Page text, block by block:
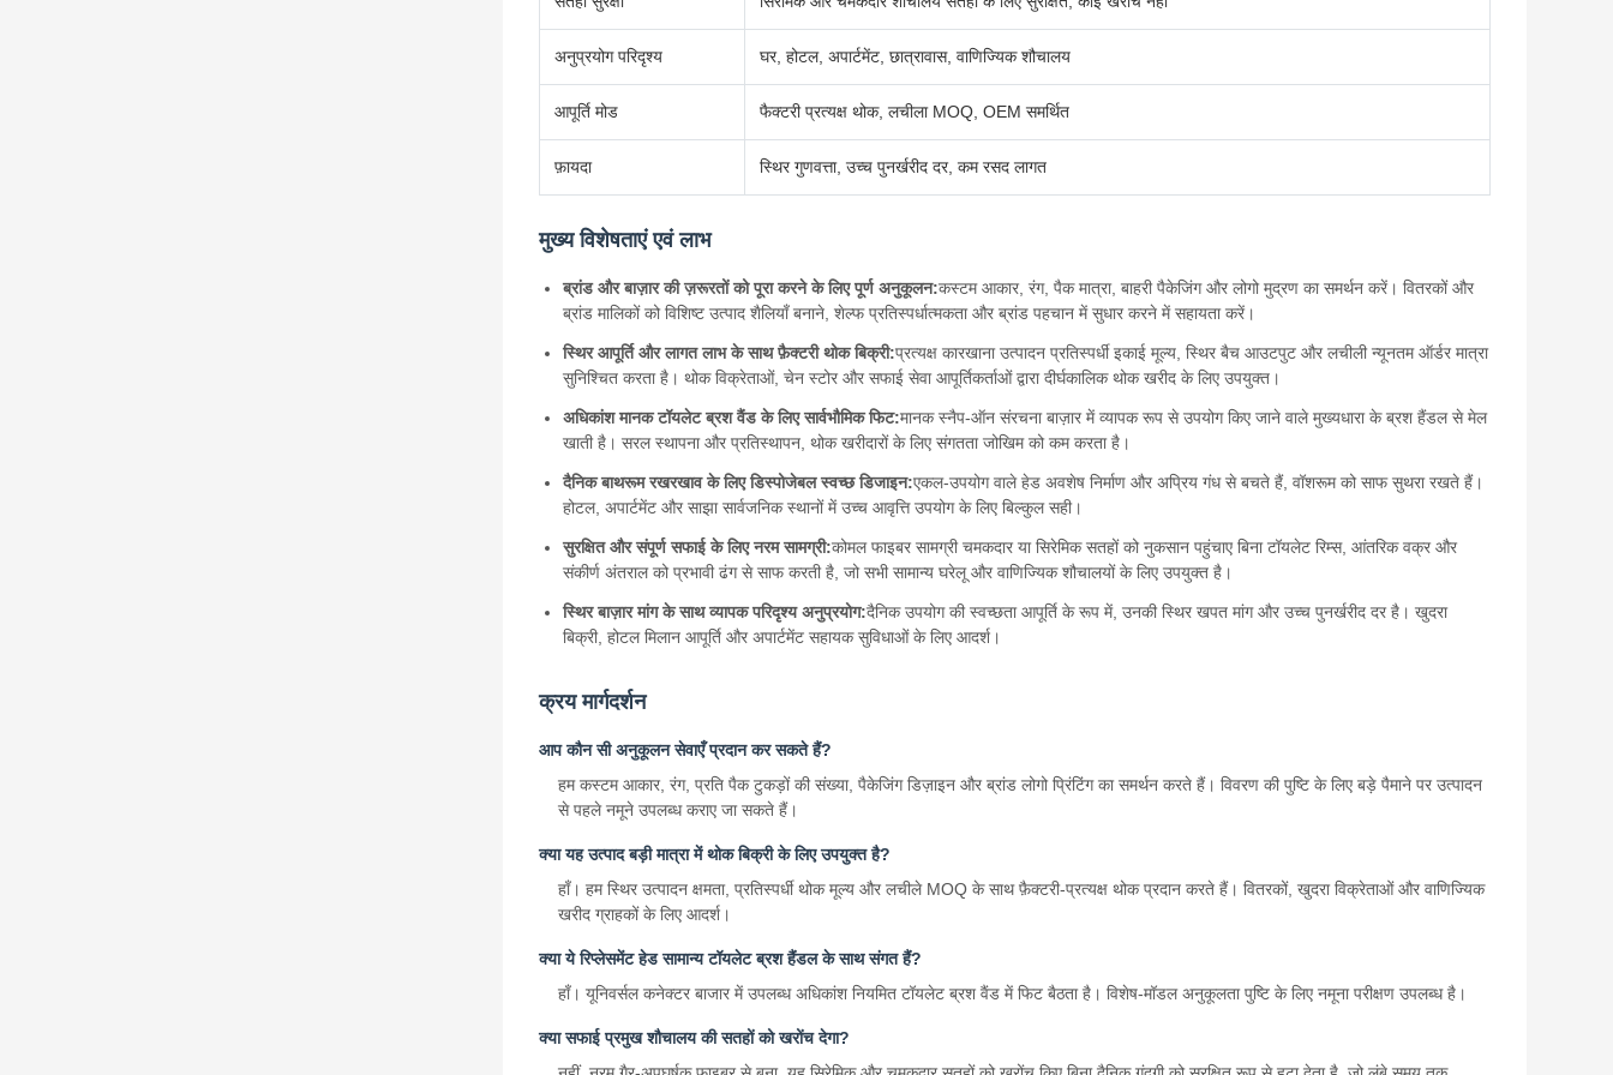
अनुप्रयोग परिदृश्य घर, होटल, अपार्टमेंट, छात्रावास, वाणिज्यिक शौचालय
आपूर्ति मोड फैक्टरी प्रत्यक्ष थोक, लचीला MOQ, OEM समर्थित
फ़ायदा स्थिर गुणवत्ता, उच्च पुनर्खरीद दर, कम रसद लागत
मुख्य विशेषताएं एवं लाभ
ब्रांड और बाज़ार की ज़रूरतों को पूरा करने के लिए पूर्ण अनुकूलन:कस्टम आकार, रंग, पैक मात्रा, बाहरी पैकेजिंग और लोगो मुद्रण का समर्थन करें। वितरकों और
ब्रांड मालिकों को विशिष्ट उत्पाद शैलियाँ बनाने, शेल्फ प्रतिस्पर्धात्मकता और ब्रांड पहचान में सुधार करने में सहायता करें।
स्थिर आपूर्ति और लागत लाभ के साथ फ़ैक्टरी थोक बिक्री:प्रत्यक्ष कारखाना उत्पादन प्रतिस्पर्धी इकाई मूल्य, स्थिर बैच आउटपुट और लचीली न्यूनतम ऑर्डर मात्रा
सुनिश्चित करता है। थोक विक्रेताओं, चेन स्टोर और सफाई सेवा आपूर्तिकर्ताओं द्वारा दीर्घकालिक थोक खरीद के लिए उपयुक्त।
अधिकांश मानक टॉयलेट ब्रश वैंड के लिए सार्वभौमिक फिट:मानक स्नैप-ऑन संरचना बाज़ार में व्यापक रूप से उपयोग किए जाने वाले मुख्यधारा के ब्रश हैंडल से मेल
खाती है। सरल स्थापना और प्रतिस्थापन, थोक खरीदारों के लिए संगतता जोखिम को कम करता है।
दैनिक बाथरूम रखरखाव के लिए डिस्पोजेबल स्वच्छ डिजाइन:एकल-उपयोग वाले हेड अवशेष निर्माण और अप्रिय गंध से बचते हैं, वॉशरूम को साफ सुथरा रखते हैं।
होटल, अपार्टमेंट और साझा सार्वजनिक स्थानों में उच्च आवृत्ति उपयोग के लिए बिल्कुल सही।
सुरक्षित और संपूर्ण सफाई के लिए नरम सामग्री:कोमल फाइबर सामग्री चमकदार या सिरेमिक सतहों को नुकसान पहुंचाए बिना टॉयलेट रिम्स, आंतरिक वक्र और
संकीर्ण अंतराल को प्रभावी ढंग से साफ करती है, जो सभी सामान्य घरेलू और वाणिज्यिक शौचालयों के लिए उपयुक्त है।
स्थिर बाज़ार मांग के साथ व्यापक परिदृश्य अनुप्रयोग:दैनिक उपयोग की स्वच्छता आपूर्ति के रूप में, उनकी स्थिर खपत मांग और उच्च पुनर्खरीद दर है। खुदरा
बिक्री, होटल मिलान आपूर्ति और अपार्टमेंट सहायक सुविधाओं के लिए आदर्श।
क्रय मार्गदर्शन
आप कौन सी अनुकूलन सेवाएँ प्रदान कर सकते हैं?
हम कस्टम आकार, रंग, प्रति पैक टुकड़ों की संख्या, पैकेजिंग डिज़ाइन और ब्रांड लोगो प्रिंटिंग का समर्थन करते हैं। विवरण की पुष्टि के लिए बड़े पैमाने पर उत्पादन
से पहले नमूने उपलब्ध कराए जा सकते हैं।
क्या यह उत्पाद बड़ी मात्रा में थोक बिक्री के लिए उपयुक्त है?
हाँ। हम स्थिर उत्पादन क्षमता, प्रतिस्पर्धी थोक मूल्य और लचीले MOQ के साथ फ़ैक्टरी-प्रत्यक्ष थोक प्रदान करते हैं। वितरकों, खुदरा विक्रेताओं और वाणिज्यिक
खरीद ग्राहकों के लिए आदर्श।
क्या ये रिप्लेसमेंट हेड सामान्य टॉयलेट ब्रश हैंडल के साथ संगत हैं?
हाँ। यूनिवर्सल कनेक्टर बाजार में उपलब्ध अधिकांश नियमित टॉयलेट ब्रश वैंड में फिट बैठता है। विशेष-मॉडल अनुकूलता पुष्टि के लिए नमूना परीक्षण उपलब्ध है।
क्या सफाई प्रमुख शौचालय की सतहों को खरोंच देगा?